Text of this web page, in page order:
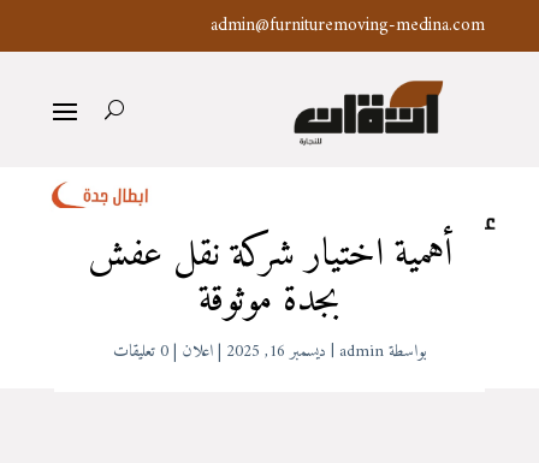
admin@furnituremoving-medina.com
أهمية اختيار شركة نقل عفش
بجدة موثوقة
بواسطةadmin
| ديسمبر 16, 2025 |اعلان |0 تعليقات